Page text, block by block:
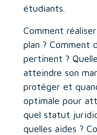
étudiants.
Comment
plan ? Comment
pertinent ?
atteindre son
protéger et
optimale pour
quel statut
quelles aides ?